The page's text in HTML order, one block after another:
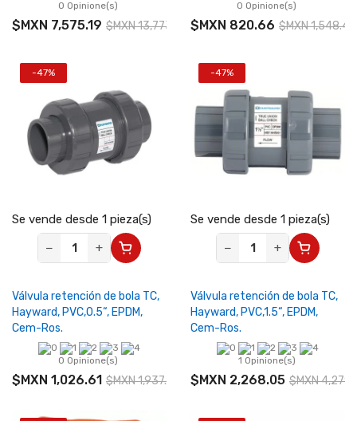
0 Opinione(s)
$MXN 7,575.19 $MXN 13,773.07
0 Opinione(s)
$MXN 820.66 $MXN 1,548.41
-47%
Se vende desde 1 pieza(s)
−
+
Válvula retención de bola TC,
Hayward, PVC,0.5“, EPDM,
Cem-Ros.
0 Opinione(s)
$MXN 1,026.61 $MXN 1,937.00
-47%
Se vende desde 1 pieza(s)
−
+
Válvula retención de bola TC,
Hayward, PVC,1.5“, EPDM,
Cem-Ros.
1 Opinione(s)
$MXN 2,268.05 $MXN